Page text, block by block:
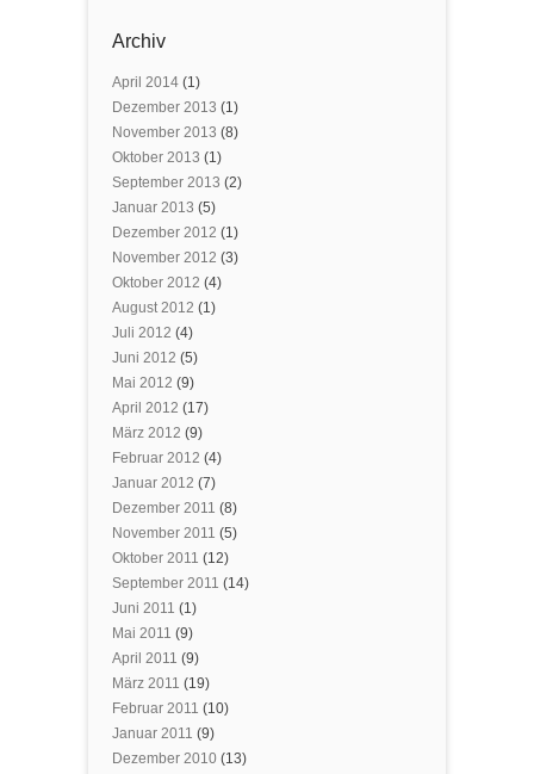
Archiv
April 2014 (1)
Dezember 2013 (1)
November 2013 (8)
Oktober 2013 (1)
September 2013 (2)
Januar 2013 (5)
Dezember 2012 (1)
November 2012 (3)
Oktober 2012 (4)
August 2012 (1)
Juli 2012 (4)
Juni 2012 (5)
Mai 2012 (9)
April 2012 (17)
März 2012 (9)
Februar 2012 (4)
Januar 2012 (7)
Dezember 2011 (8)
November 2011 (5)
Oktober 2011 (12)
September 2011 (14)
Juni 2011 (1)
Mai 2011 (9)
April 2011 (9)
März 2011 (19)
Februar 2011 (10)
Januar 2011 (9)
Dezember 2010 (13)